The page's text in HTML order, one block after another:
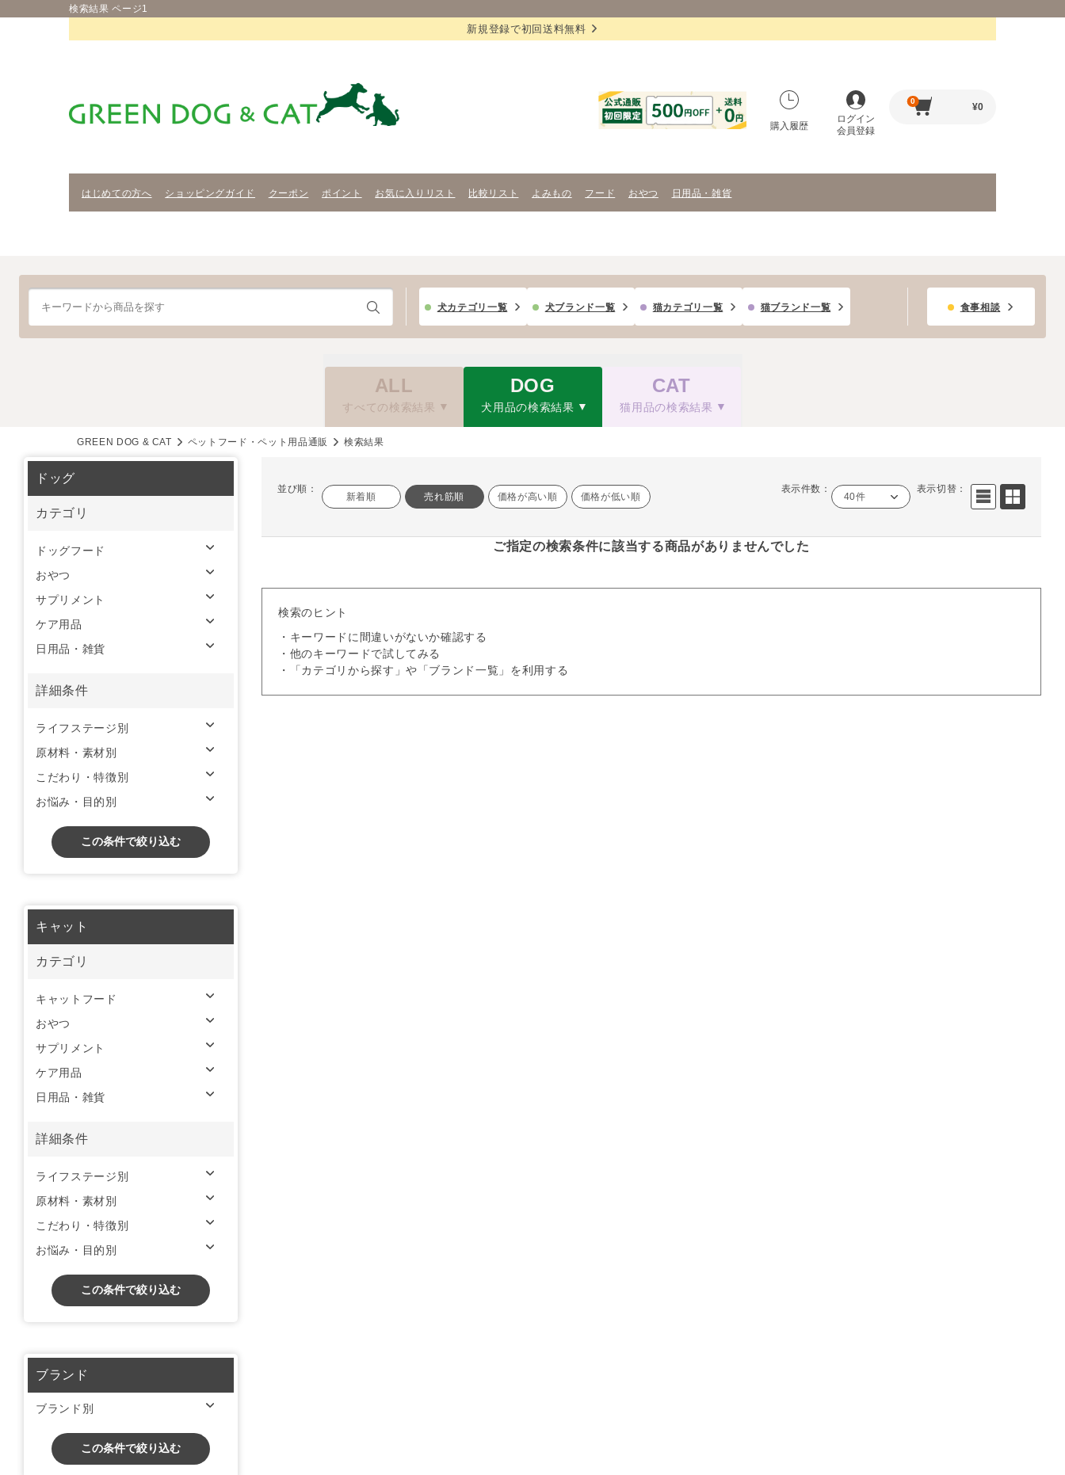
検索結果 ページ1
新規登録で初回送料無料
購入履歴
ログイン
会員登録
0
¥0
はじめての方へ ショッピングガイド クーポン ポイント お気に入りリスト 比較リスト よみもの フード おやつ 日用品・雑貨
犬カテゴリ一覧 犬ブランド一覧 猫カテゴリ一覧 猫ブランド一覧 食事相談
ALL
すべての検索結果
DOG
犬用品の検索結果
CAT
猫用品の検索結果
GREEN DOG & CAT ペットフード・ペット用品通販 検索結果
並び順：
新着順 売れ筋順 価格が高い順 価格が低い順
表示件数：
40件
表示切替：
ご指定の検索条件に該当する商品がありませんでした
検索のヒント
・キーワードに間違いがないか確認する
・他のキーワードで試してみる
・「カテゴリから探す」や「ブランド一覧」を利用する
ドッグ
カテゴリ
ドッグフード
おやつ
サプリメント
ケア用品
日用品・雑貨
詳細条件
ライフステージ別
原材料・素材別
こだわり・特徴別
お悩み・目的別
この条件で絞り込む
キャット
カテゴリ
キャットフード
おやつ
サプリメント
ケア用品
日用品・雑貨
詳細条件
ライフステージ別
原材料・素材別
こだわり・特徴別
お悩み・目的別
この条件で絞り込む
ブランド
ブランド別
この条件で絞り込む